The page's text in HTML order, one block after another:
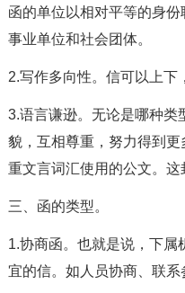
函的单位以相对平等的身
事业单位和社会团体。
2.写作多向性。信可以上下
3.语言谦逊。无论是哪种类
貌，互相尊重，努力得到
重文言词汇使用的公文。这
三、函的类型。
1.协商函。也就是说，下属
宜的信。如人员协商、联系